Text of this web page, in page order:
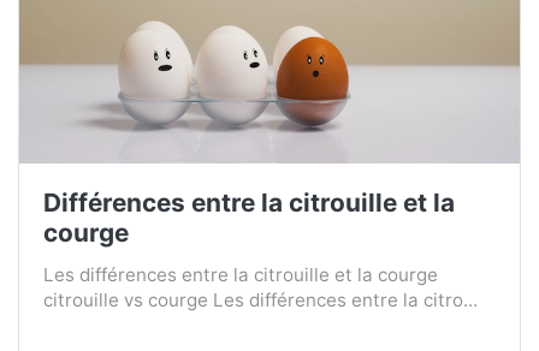
Différences entre la citrouille et la
courge
Les différences entre la citrouille et la courge
citrouille vs courge Les différences entre la citro...